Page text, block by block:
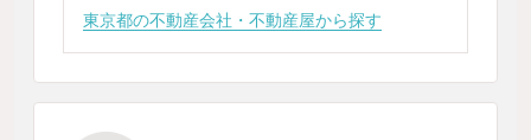
東京都の不動産会社・不動産屋から探す